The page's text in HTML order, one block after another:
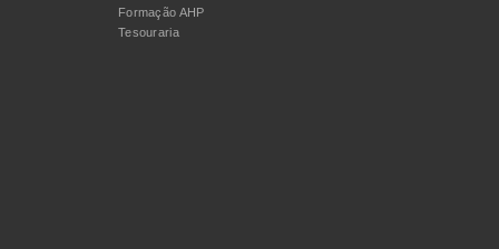
Formação AHP
Tesouraria